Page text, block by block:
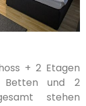
+ 2 Etagen
und 2
stehen